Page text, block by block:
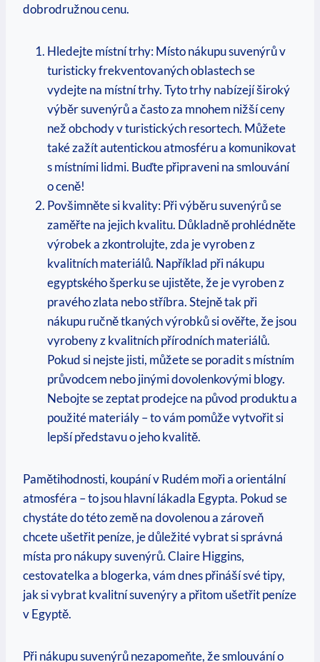
dobrodružnou cenu.
Hledejte‍ místní trhy: Místo nákupu suvenýrů v
‍turisticky ​frekventovaných⁤ oblastech​ se​
vydejte na místní trhy.⁤ Tyto ⁤trhy nabízejí široký
výběr suvenýrů a často za ‌mnohem nižší‌ ceny
než obchody ‌v​ turistických resortech. ‍Můžete
také ⁣zažít autentickou atmosféru a komunikovat⁤
s místními⁤ lidmi. Buďte připraveni na smlouvání⁢
o ceně!
Povšimněte si kvality:⁢ Při výběru suvenýrů se
zaměřte na jejich kvalitu. Důkladně prohlédněte
výrobek a ⁤zkontrolujte, zda je vyroben z
kvalitních materiálů. Například při nákupu
egyptského ‌šperku se‌ ujistěte,​ že je ‍vyroben z
pravého zlata nebo stříbra. ‌Stejně tak při
nákupu ručně tkaných výrobků si ověřte, že jsou
vyrobeny⁤ z kvalitních ‍přírodních materiálů.
Pokud⁣ si‍ nejste ⁣jisti, můžete se ⁤poradit s místním
průvodcem nebo jinými dovolenkovými ​blogy.
Nebojte se zeptat prodejce ⁣na původ produktu a
použité materiály – to vám ⁤pomůže vytvořit si
lepší ⁤představu o jeho ⁢kvalitě.
Pamětihodnosti, koupání v⁣ Rudém moři a orientální
atmosféra⁢ – to jsou⁤ hlavní ‌lákadla Egypta. Pokud se
chystáte do této země na ⁣dovolenou ⁤a zároveň
chcete ušetřit ​peníze, je důležité vybrat ⁤si⁣ správná
místa pro​ nákupy‌ suvenýrů. Claire Higgins,
⁣cestovatelka a blogerka, vám dnes přináší své tipy,
jak si vybrat ⁣kvalitní suvenýry a přitom ušetřit peníze
v Egyptě.
Při nákupu suvenýrů nezapomeňte, že‌ smlouvání o